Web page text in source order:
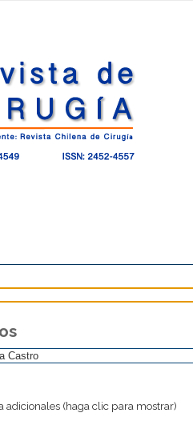
adicionales (haga clic para mostrar)